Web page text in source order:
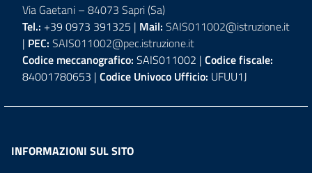
Via Gaetani – 84073 Sapri (Sa)
Tel.: +39 0973 391325 | Mail: SAIS011002@istruzione.it
| PEC: SAIS011002@pec.istruzione.it
Codice meccanografico: SAIS011002 | Codice fiscale:
84001780653 | Codice Univoco Ufficio: UFUU1J
INFORMAZIONI SUL SITO